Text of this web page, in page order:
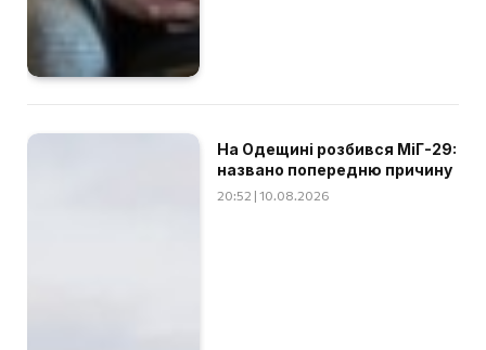
На Одещині розбився МіГ-29:
названо попередню причину
20:52 | 10.08.2026